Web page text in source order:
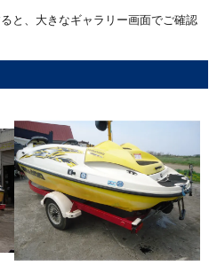
と、大きなギャラリー画面でご確認